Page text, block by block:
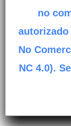
no
No
NC 4.0).